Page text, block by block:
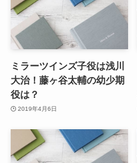
ミラーツインズ子役は浅川
大治！藤ヶ谷太輔の幼少期
役は？
2019年4月6日